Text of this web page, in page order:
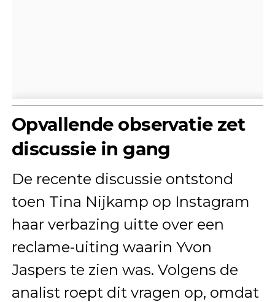
Opvallende observatie zet
discussie in gang
De recente discussie ontstond
toen Tina Nijkamp op Instagram
haar verbazing uitte over een
reclame-uiting waarin Yvon
Jaspers te zien was. Volgens de
analist roept dit vragen op, omdat